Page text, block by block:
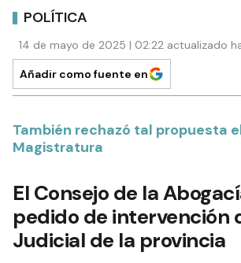
POLÍTICA
14 de mayo de 2025 | 02:22 actualizado
Añadir como fuente en
También rechazó tal propuesta
Magistratura
El Consejo de la
pedido de intervención
Judicial de la provincia